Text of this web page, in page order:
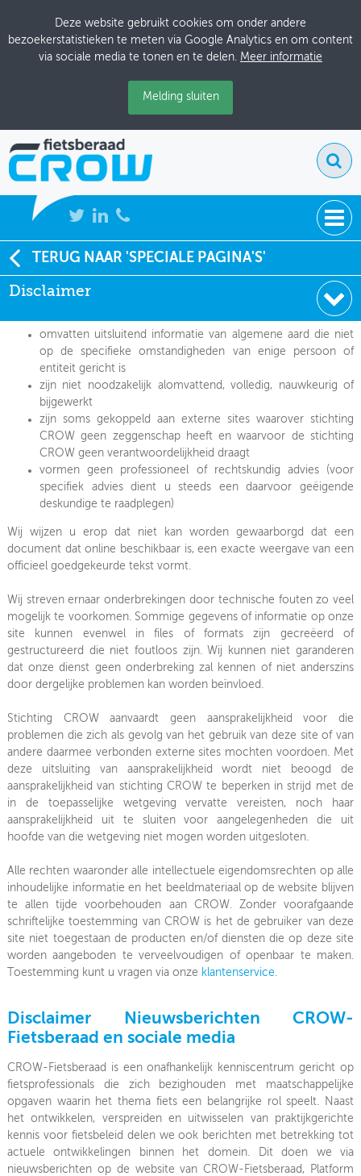
Deze website gebruikt cookies om onder andere
bezoekerstatistieken te meten via Google Analytics en om content
via sociale media te tonen en te delen. Meer informatie
Melding sluiten
NIEUWS
BIJEENKOMSTEN
KENNISBANK
ADRESSENBOEK
OVER FIETSBERAAD
THEMASITES
MIJN PROFIEL
GEBRUIKER
TERUG NAAR 'SPECIALE PAGINA'S'
Disclaimer
Stichting CROW kan geen enkele verantwoordelijkheid of
aansprakelijkheid voor de op deze site verstrekte gegevens
omvatten uitsluitend informatie van algemene aard die niet
op de specifieke omstandigheden van enige persoon of
entiteit gericht is
zijn niet noodzakelijk alomvattend, volledig, nauwkeurig of
bijgewerkt
zijn soms gekoppeld aan externe sites waarover stichting
CROW geen zeggenschap heeft en waarvoor de stichting
CROW geen verantwoordelijkheid draagt
vormen geen professioneel of rechtskundig advies (voor
specifiek advies dient u steeds een daarvoor geëigende
deskundige te raadplegen)
Wij wijzen u erop dat niet kan worden gewaarborgd dat een
document dat online beschikbaar is, een exacte weergave van een
officieel goedgekeurde tekst vormt.
Wij streven ernaar onderbrekingen door technische fouten zo veel
mogelijk te voorkomen. Sommige gegevens of informatie op onze
site kunnen evenwel in files of formats zijn gecreëerd of
gestructureerd die niet foutloos zijn. Wij kunnen niet garanderen
dat onze dienst geen onderbreking zal kennen of niet anderszins
door dergelijke problemen kan worden beïnvloed.
Stichting CROW aanvaardt geen aansprakelijkheid voor die
problemen die zich als gevolg van het gebruik van deze site of van
andere daarmee verbonden externe sites mochten voordoen. Met
deze uitsluiting van aansprakelijkheid wordt niet beoogd de
aansprakelijkheid van stichting CROW te beperken in strijd met de
in de toepasselijke wetgeving vervatte vereisten, noch haar
aansprakelijkheid uit te sluiten voor aangelegenheden die uit
hoofde van die wetgeving niet mogen worden uitgesloten.
Alle rechten waaronder alle intellectuele eigendomsrechten op alle
inhoudelijke informatie en het beeldmateriaal op de website blijven
te allen tijde voorbehouden aan CROW. Zonder voorafgaande
schriftelijke toestemming van CROW is het de gebruiker van deze
site niet toegestaan de producten en/of diensten die op deze site
worden aangeboden te verveelvoudigen of openbaar te maken.
Toestemming kunt u vragen via onze klantenservice.
Disclaimer Nieuwsberichten CROW-
Fietsberaad en sociale media
CROW-Fietsberaad is een onafhankelijk kenniscentrum gericht op
fietsprofessionals die zich bezighouden met maatschappelijke
opgaven waarin het thema fiets een belangrijke rol speelt. Naast
het ontwikkelen, verspreiden en uitwisselen van praktijkgerichte
kennis voor fietsbeleid delen we ook berichten met betrekking tot
actuele ontwikkelingen binnen het domein. Dit doen we via
nieuwsberichten op de website van CROW-Fietsberaad, Platform